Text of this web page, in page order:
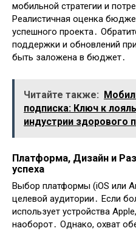
мобильной стратегии и
Реалистичная оценка
успешного проекта․
поддержки и обновлений
быть заложена в бюджет․
Читайте также:
подписка: Ключ к
индустрии здорового
Платформа, Дизайн и
успеха
Выбор платформы (iOS или
целевой аудитории․ Если
использует устройства
наоборот․ Однако, охват